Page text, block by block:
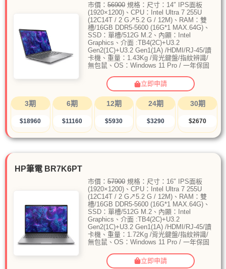
市價： 56900規格：尺寸：14″ IPS面板
(1920×1200)、CPU：Intel Ultra 7 255U
(12C14T / 2 G↗5.2 G / 12M)、RAM：雙
槽/16GB DDR5-5600 (16G*1 MAX.64G)、
SSD：單槽/512G M.2、內顯：Intel
Graphics、介面 :TB4(2C)+U3.2
Gen2(1C)+U3.2 Gen1(1A) /HDMI/RJ-45/讀
卡機、重量：1.43Kg /背光鍵盤/指紋辨識/
無包鼠、OS：Windows 11 Pro / 一年保固
立即申請
3期
$18960
6期
$11160
12期
$5930
24期
$3290
30期
$2670
HP筆電 BR7K6PT
市價： 57900規格：尺寸：16″ IPS面板
(1920×1200)、CPU：Intel Ultra 7 255U
(12C14T / 2 G↗5.2 G / 12M)、RAM：雙
槽/16GB DDR5-5600 (16G*1 MAX.64G)、
SSD：單槽/512G M.2、內顯：Intel
Graphics、介面 :TB4(2C)+U3.2
Gen2(1C)+U3.2 Gen1(1A) /HDMI/RJ-45/讀
卡機、重量：1.72Kg /背光鍵盤/指紋辨識/
無包鼠、OS：Windows 11 Pro / 一年保固
立即申請